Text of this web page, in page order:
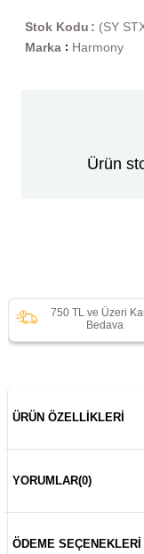
(SY
Stok Kodu
Marka : Harmony
Ürün
750 TL ve Üzeri
Bedava
ÜRÜN ÖZELLIKLERI
YORUMLAR(0)
ÖDEME SEÇENEKLERI